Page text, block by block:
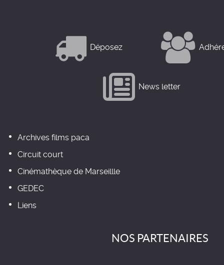
Déposez
News letter
Archives films paca
Circuit court
Cinémathèque de Marseillle
GEDEC
Liens
NOS PARTENAIRES